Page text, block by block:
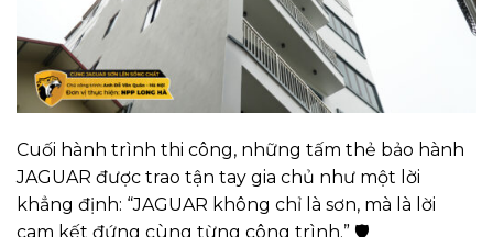
Cuối hành trình thi công, những tấm thẻ bảo hành
JAGUAR được trao tận tay gia chủ như một lời
khẳng định: “JAGUAR không chỉ là sơn, mà là lời
cam kết đứng cùng từng công trình.” 🛡